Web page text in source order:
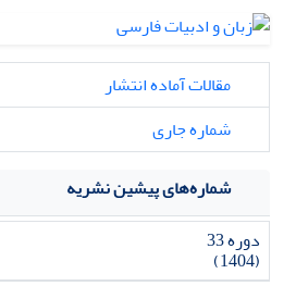
مقالات آماده انتشار
شماره جاری
شماره‌های پیشین نشریه
دوره 33
(1404)